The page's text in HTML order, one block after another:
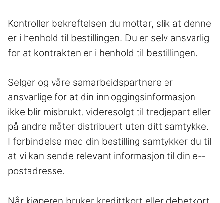
Kontroller bekreftelsen du mottar, slik at denne
er i henhold til bestillingen. Du er selv ansvarlig
for at kontrakten er i henhold til bestillingen.
Selger og våre samarbeidspartnere er
ansvarlige for at din innloggingsinformasjon
ikke blir misbrukt, videresolgt til tredjepart eller
på andre måter distribuert uten ditt samtykke.
I forbindelse med din bestilling samtykker du til
at vi kan sende relevant informasjon til din e-­
postadresse.
Når kjøperen bruker kredittkort eller debetkort